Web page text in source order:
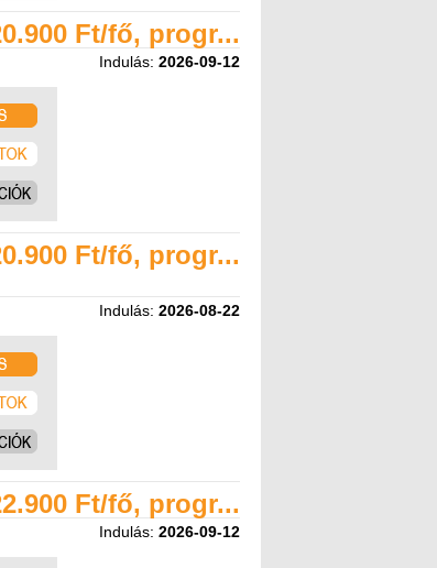
Ft/fő, progr...
Indulás: 2026-09-12
Ft/fő, progr...
Indulás: 2026-08-22
Ft/fő, progr...
Indulás: 2026-09-12